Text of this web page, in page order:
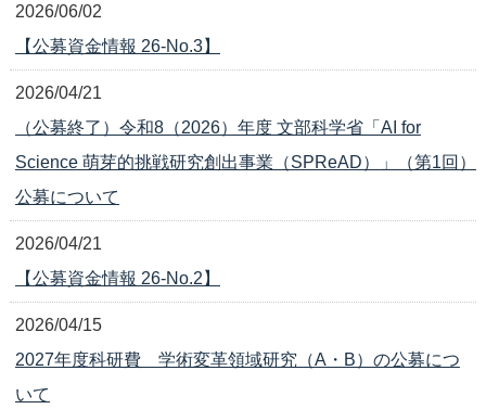
2026/06/02
【公募資金情報 26-No.3】
2026/04/21
（公募終了）令和8（2026）年度 文部科学省「AI for
Science 萌芽的挑戦研究創出事業（SPReAD）」（第1回）
公募について
2026/04/21
【公募資金情報 26-No.2】
2026/04/15
2027年度科研費 学術変革領域研究（A・B）の公募につ
いて